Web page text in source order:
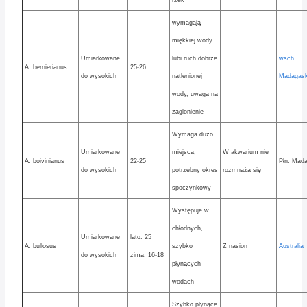
A. bernierianus
Umiarkowane
do wysokich
25-26
wymagają
miękkiej wody
lubi ruch dobrze
natlenionej
wody, uwaga na
zaglonienie
wsch.
A. boivinianus
Umiarkowane
do wysokich
22-25
Wymaga dużo
miejsca,
potrzebny okres
spoczynkowy
W akwarium nie
rozmnaża się
Płn.
A. bullosus
Umiarkowane
do wysokich
lato: 25
zima: 16-18
Występuje w
chłodnych,
szybko
płynących
wodach
Z nasion Australia
Szybko płynące